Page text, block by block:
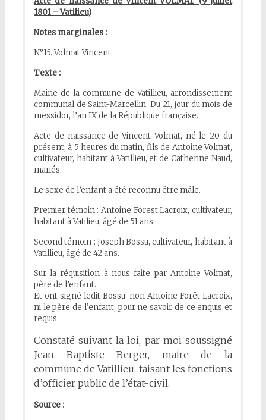
1801 – Vatilieu)
Notes marginales :
N°15. Volmat Vincent.
Texte :
Mairie de la commune de Vatillieu, arrondissement
communal de Saint-Marcellin. Du 21, jour du mois de
messidor, l’an IX de la République française.
Acte de naissance de Vincent Volmat, né le 20 du
présent, à 5 heures du matin, fils de Antoine Volmat,
cultivateur, habitant à Vatillieu, et de Catherine Naud,
mariés.
Le sexe de l’enfant a été reconnu être mâle.
Premier témoin : Antoine Forest Lacroix, cultivateur,
habitant à Vatilieu, âgé de 51 ans.
Second témoin : Joseph Bossu, cultivateur, habitant à
Vatillieu, âgé de 42 ans.
Sur la réquisition à nous faite par Antoine Volmat,
père de l’enfant.
Et ont signé ledit Bossu, non Antoine Forêt Lacroix,
ni le père de l’enfant, pour ne savoir de ce enquis et
requis.
Constaté suivant la loi, par moi soussigné
Jean Baptiste Berger, maire de la
commune de Vatillieu, faisant les fonctions
d’officier public de l’état-civil.
Source :